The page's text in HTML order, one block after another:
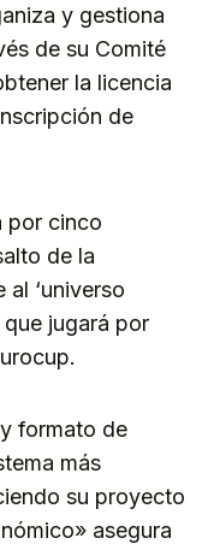
y gestiona
de su Comité
la licencia
de
por cinco
de la
al ‘universo
que jugará por
formato de
más
su proyecto
asegura